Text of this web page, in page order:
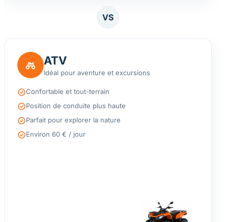
VS
ATV
Idéal pour aventure et excursions
Confortable et tout-terrain
Position de conduite plus haute
Parfait pour explorer la nature
Environ 60 € / jour